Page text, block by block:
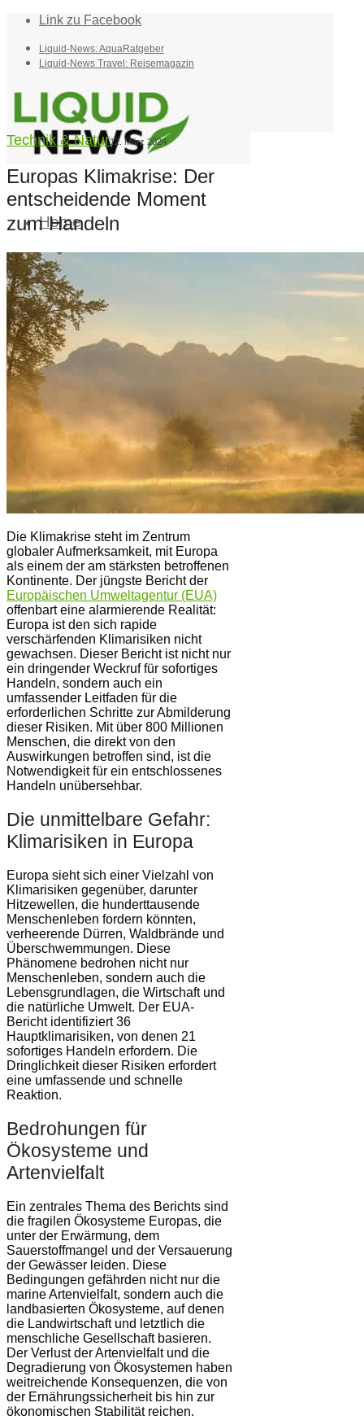
Link zu Facebook
Liquid-News: AquaRatgeber
Liquid-News Travel: Reisemagazin
Home
Suche
Menü Menü
Technik & Natur12. März 2024
Europas Klimakrise: Der
entscheidende Moment
zum Handeln
Die Klimakrise steht im Zentrum
globaler Aufmerksamkeit, mit Europa
als einem der am stärksten betroffenen
Kontinente. Der jüngste Bericht der
Europäischen Umweltagentur (EUA)
offenbart eine alarmierende Realität:
Europa ist den sich rapide
verschärfenden Klimarisiken nicht
gewachsen. Dieser Bericht ist nicht nur
ein dringender Weckruf für sofortiges
Handeln, sondern auch ein
umfassender Leitfaden für die
erforderlichen Schritte zur Abmilderung
dieser Risiken. Mit über 800 Millionen
Menschen, die direkt von den
Auswirkungen betroffen sind, ist die
Notwendigkeit für ein entschlossenes
Handeln unübersehbar.
Die unmittelbare Gefahr:
Klimarisiken in Europa
Europa sieht sich einer Vielzahl von
Klimarisiken gegenüber, darunter
Hitzewellen, die hunderttausende
Menschenleben fordern könnten,
verheerende Dürren, Waldbrände und
Überschwemmungen. Diese
Phänomene bedrohen nicht nur
Menschenleben, sondern auch die
Lebensgrundlagen, die Wirtschaft und
die natürliche Umwelt. Der EUA-
Bericht identifiziert 36
Hauptklimarisiken, von denen 21
sofortiges Handeln erfordern. Die
Dringlichkeit dieser Risiken erfordert
eine umfassende und schnelle
Reaktion.
Bedrohungen für
Ökosysteme und
Artenvielfalt
Ein zentrales Thema des Berichts sind
die fragilen Ökosysteme Europas, die
unter der Erwärmung, dem
Sauerstoffmangel und der Versauerung
der Gewässer leiden. Diese
Bedingungen gefährden nicht nur die
marine Artenvielfalt, sondern auch die
landbasierten Ökosysteme, auf denen
die Landwirtschaft und letztlich die
menschliche Gesellschaft basieren.
Der Verlust der Artenvielfalt und die
Degradierung von Ökosystemen haben
weitreichende Konsequenzen, die von
der Ernährungssicherheit bis hin zur
ökonomischen Stabilität reichen.